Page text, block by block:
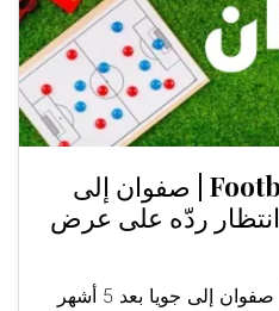
خاص Football Lebanon | صفوان إلى
من انتظار ردّه على عرض
خاص Football Lebanon | صفوان إلى جويا بعد 5 أشهر